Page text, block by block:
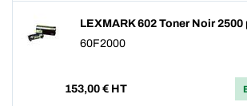
LEXMARK 602 Toner Noir 2500
60F2000
153,00 € HT